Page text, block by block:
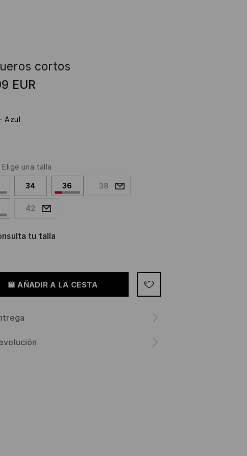
cortos
EUR
- Azul
Elige una talla
34 36 38
42
tu talla
AÑADIR A LA CESTA